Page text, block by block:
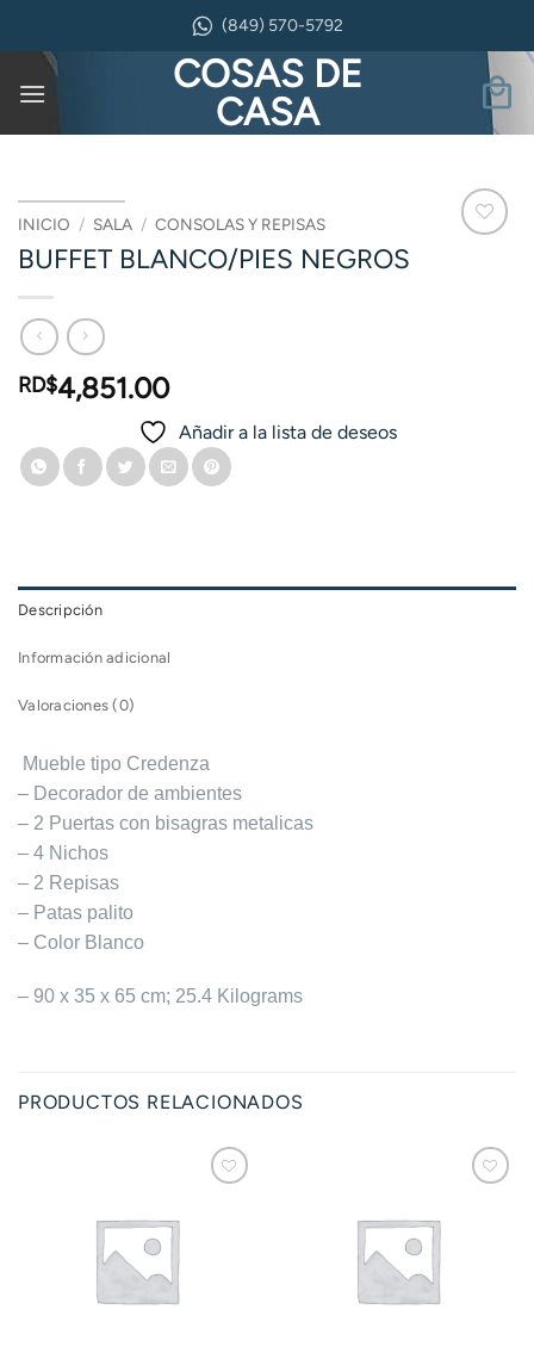
contenido
(849) 570-5792
COSAS DE
CASA
INICIO / SALA / CONSOLAS Y REPISAS
BUFFET BLANCO/PIES NEGROS
RD$4,851.00
Añadir a la lista de deseos
Descripción
Información adicional
Valoraciones (0)
Mueble tipo Credenza
– Decorador de ambientes
– 2 Puertas con bisagras metalicas
– 4 Nichos
– 2 Repisas
– Patas palito
– Color Blanco
– 90 x 35 x 65 cm; 25.4 Kilograms
PRODUCTOS RELACIONADOS